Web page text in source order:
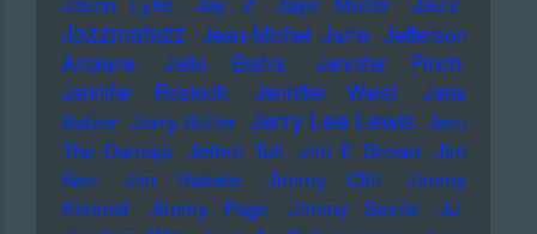
Jazzmatazz Jean-Michel Jarre Jefferson
Airplane
Jello Biafra
Jennifer Finch
Jennifer Rostock
Jennifer Weist
Jens
Balzer Jerry Butler Jerry Lee Lewis Jeru
The Damaja Jethro Tull Jim E Brown Jim
Kerr
Jim Rakete Jimmy Cliff
Jimmy
Kimmel
Jimmy Page Jimmy Savile
JJ